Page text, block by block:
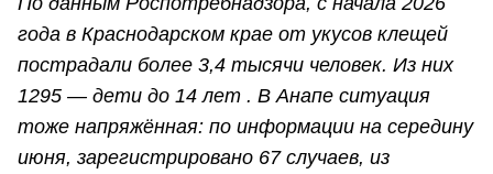
года в Краснодарском крае от укусов клещей
пострадали более 3,4 тысячи человек. Из них
1295 — дети до 14 лет . В Анапе ситуация
тоже напряжённая: по информации на середину
июня, зарегистрировано 67 случаев, из